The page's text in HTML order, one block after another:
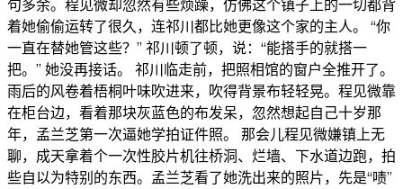
句多余。程见微却忽然有些烦躁，仿佛这个镇子上的一切都背
着她偷偷运转了很久，连祁川都比她更像这个家的主人。 “你
一直在替她管这些？” 祁川顿了顿，说：“能搭手的就搭一
把。” 她没再接话。 祁川临走前，把照相馆的窗户全推开了。
雨后的风卷着梧桐叶味吹进来，吹得背景布轻轻晃。程见微靠
在柜台边，看着那块灰蓝色的布发呆，忽然想起自己十岁那
年，孟兰芝第一次逼她学拍证件照。 那会儿程见微嫌镇上无
聊，成天拿着个一次性胶片机往桥洞、烂墙、下水道边跑，拍
些自以为特别的东西。孟兰芝看了她洗出来的照片，先是“啧”